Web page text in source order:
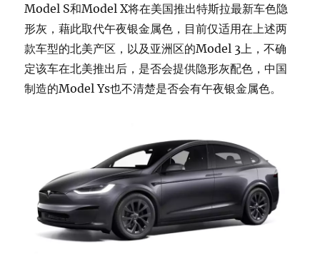
Model S和Model X将在美国推出特斯拉最新车色隐
形灰，藉此取代午夜银金属色，目前仅适用在上述两
款车型的北美产区，以及亚洲区的Model 3上，不确
定该车在北美推出后，是否会提供隐形灰配色，中国
制造的Model Ys也不清楚是否会有午夜银金属色。